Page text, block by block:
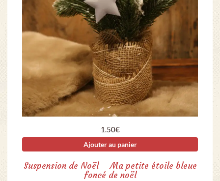
1.50€
Ajouter au panier
Suspension de Noël – Ma petite étoile bleue
foncé de noël